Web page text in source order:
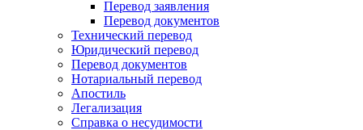
Перевод заявления
Перевод документов
Технический перевод
Юридический перевод
Перевод документов
Нотариальный перевод
Апостиль
Легализация
Справка о несудимости